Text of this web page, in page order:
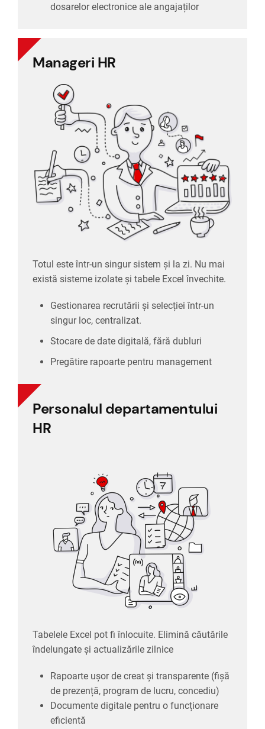
dosarelor electronice ale angajaților
Manageri HR
Totul este într-un singur sistem și la zi. Nu mai
există sisteme izolate și tabele Excel învechite.
Gestionarea recrutării și selecției într-un
singur loc, centralizat.
Stocare de date digitală, fără dubluri
Pregătire rapoarte pentru management
Totul este într-un singur sistem și la zi. Nu mai
există sisteme izolate și tabele Excel învechite.
Gestionarea recrutării și selecției într-un
singur loc, centralizat.
Stocare de date digitală, fără dubluri
Pregătire rapoarte pentru management
Personalul departamentului
HR
Tabelele Excel pot fi înlocuite. Elimină căutările
îndelungate și actualizările zilnice
Rapoarte ușor de creat și transparente (fișă
de prezență, program de lucru, concediu)
Documente digitale pentru o funcționare
eficientă
Personalul departamentului
îndelungate și actualizările zilnice
Rapoarte ușor de creat și transparente (fișă
de prezență, program de lucru, concediu)
Documente digitale pentru o funcționare
eficientă
Recrutare și selecție digitală